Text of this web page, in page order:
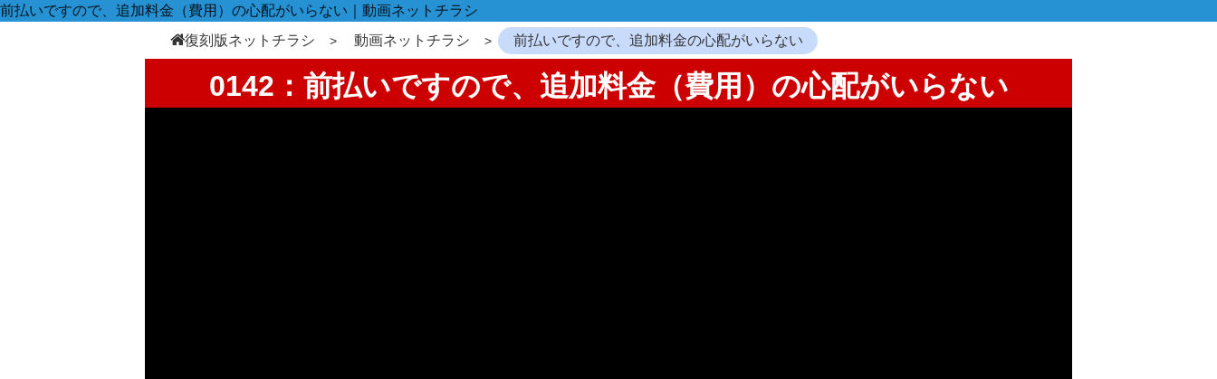
前払いですので、追加料金（費用）の心配がいらない｜動画ネットチラシ
復刻版ネットチラシ
動画ネットチラシ 前払いですので、追加料金の心配がいらない
0142：前払いですので、追加料金（費用）の心配がいらない